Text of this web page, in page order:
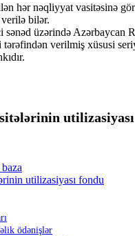
hər nəqliyyat vasitəsinə
bilər.
üzərində Azərbaycan
verilmiş xüsusi
utilizasiyası
utilizasiyası fondu
ödənişlər